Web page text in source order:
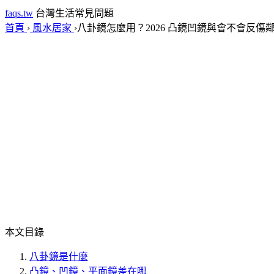
faqs.tw 台灣生活常見問題
首頁 › 風水居家 ›八卦鏡怎麼用？2026 凸鏡凹鏡與會不會反傷
本文目錄
八卦鏡是什麼
凸鏡、凹鏡、平面鏡差在哪